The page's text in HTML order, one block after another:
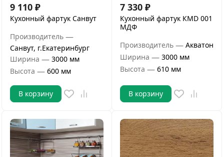
9 110 ₽
Кухонный фартук Санвут
Производитель —
Санвут, г.Екатеринбург
Ширина — 3000 мм
Высота — 600 мм
В корзину
7 330 ₽
Кухонный фартук КМD 001
МДФ
Производитель — Акватон
Ширина — 3000 мм
Высота — 610 мм
В корзину